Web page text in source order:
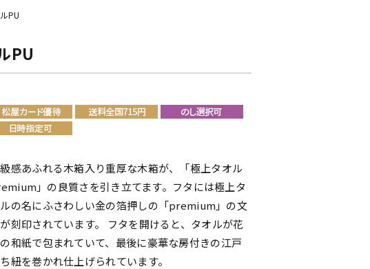
PU
PU
感あふれる木箱入り重厚な木箱が、「極上タオル
」の良質さを引き立てます。フタには極上タ
の名にふさわしい金の箔押しの「premium」の文
刻印されています。 フタを開けると、タオルが花
和紙で包まれていて、最後に豪華な房付きの江戸
紐を巻かれ仕上げられています。